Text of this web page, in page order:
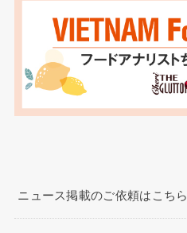
ニュース掲載のご依頼はこちら